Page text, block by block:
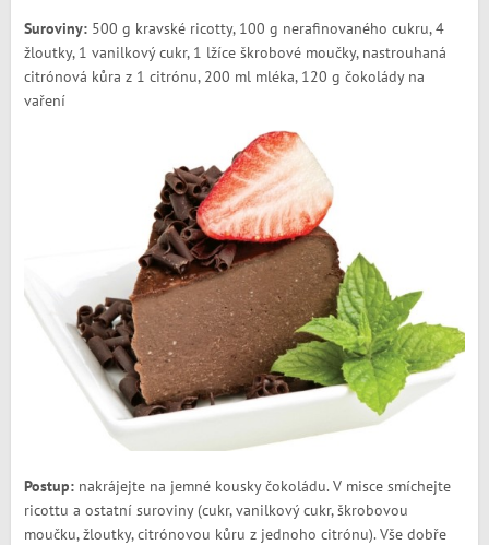
Suroviny: 500 g kravské ricotty, 100 g nerafinovaného cukru, 4
žloutky, 1 vanilkový cukr, 1 lžíce škrobové moučky, nastrouhaná
citrónová kůra z 1 citrónu, 200 ml mléka, 120 g čokolády na
vaření
Postup: nakrájejte na jemné kousky čokoládu. V misce smíchejte
ricottu a ostatní suroviny (cukr, vanilkový cukr, škrobovou
moučku, žloutky, citrónovou kůru z jednoho citrónu). Vše dobře